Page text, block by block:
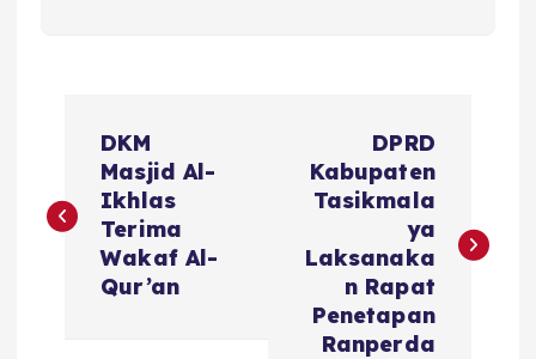
v
DKM
Masjid Al-
Ikhlas
Terima
Wakaf Al-
Qur’an
DPRD
Kabupaten
Tasikmala
ya
Laksanaka
n Rapat
Penetapan
Ranperda